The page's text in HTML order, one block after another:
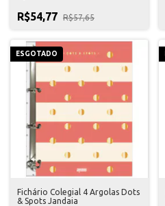
R$54,77 R$57,65
ESGOTADO
Fichário Colegial 4 Argolas Dots
& Spots Jandaia